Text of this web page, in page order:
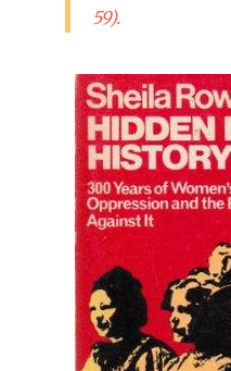
59).